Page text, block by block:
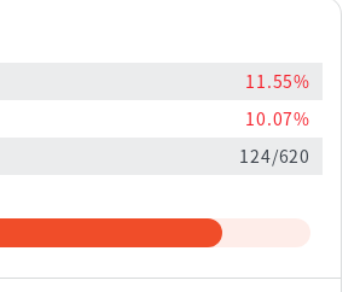
11.55%
10.07%
124/620